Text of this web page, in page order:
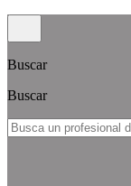
Buscar
Buscar